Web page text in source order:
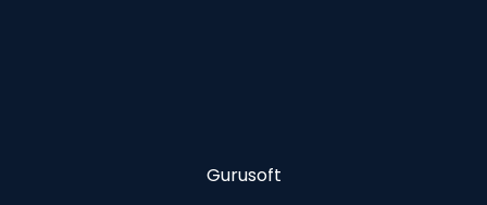
Gurusoft